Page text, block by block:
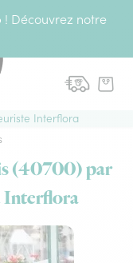
! Découvrez notre
Interflora
(40700) par
Interflora